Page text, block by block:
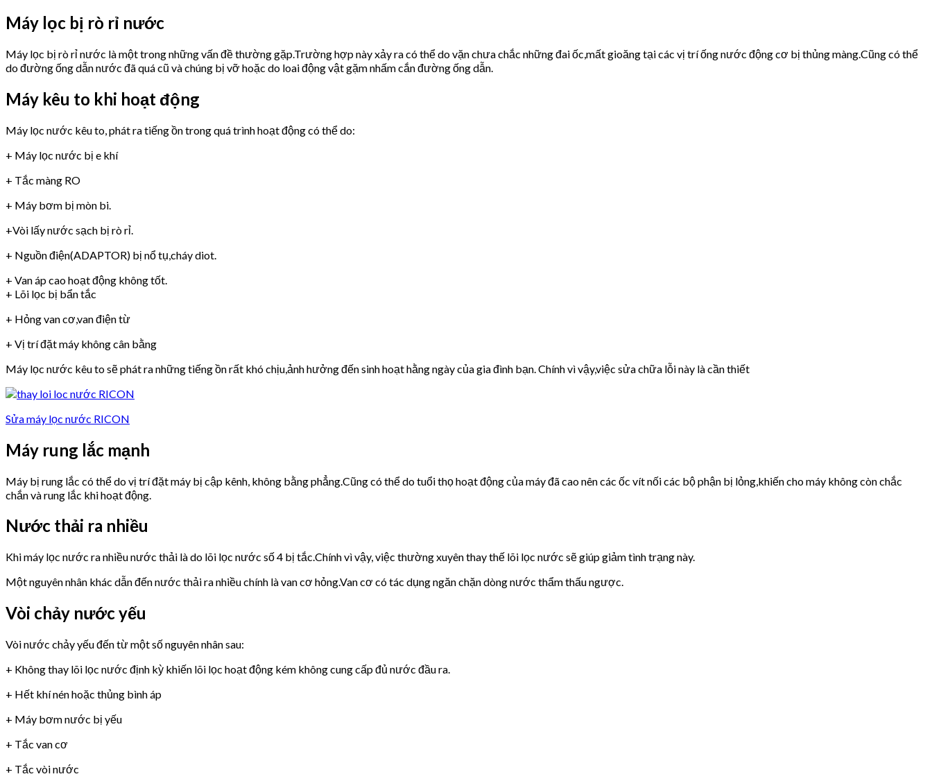
Máy lọc bị rò rỉ nước
Máy lọc bị rò rỉ nước là một trong những vấn đề thường gặp.Trường hợp này xảy ra có thể do vặn chưa chắc những đai ốc,mất gioăng tại các vị trí ống nước động cơ bị thủng màng.Cũng có thể
do đường ống dẫn nước đã quá cũ và chúng bị vỡ hoặc do loai động vật gặm nhấm cắn đường ống dẫn.
Máy kêu to khi hoạt động
Máy lọc nước kêu to, phát ra tiếng ồn trong quá trình hoạt động có thể do:
+ Máy lọc nước bị e khí
+ Tắc màng RO
+ Máy bơm bị mòn bi.
+Vòi lấy nước sạch bị rò rỉ.
+ Nguồn điện(ADAPTOR) bị nổ tụ,cháy diot.
+ Van áp cao hoạt động không tốt.
+ Lõi lọc bị bẩn tắc
+ Hỏng van cơ,van điện từ
+ Vị trí đặt máy không cân bằng
Máy lọc nước kêu to sẽ phát ra những tiếng ồn rất khó chịu,ảnh hưởng đến sinh hoạt hằng ngày của gia đình bạn. Chính vì vậy,việc sửa chữa lỗi này là cần thiết
Sửa máy lọc nước RICON
Máy rung lắc mạnh
Máy bị rung lắc có thể do vị trí đặt máy bị cập kênh, không bằng phẳng.Cũng có thể do tuổi thọ hoạt động của máy đã cao nên các ốc vít nối các bộ phận bị lỏng,khiến cho máy không còn chắc
chắn và rung lắc khi hoạt động.
Nước thải ra nhiều
Khi máy lọc nước ra nhiều nước thải là do lõi lọc nước số 4 bị tắc.Chính vì vậy, việc thường xuyên thay thế lõi lọc nước sẽ giúp giảm tình trạng này.
Một nguyên nhân khác dẫn đến nước thải ra nhiều chính là van cơ hỏng.Van cơ có tác dụng ngăn chặn dòng nước thẩm thấu ngược.
Vòi chảy nước yếu
Vòi nước chảy yếu đến từ một số nguyên nhân sau:
+ Không thay lõi lọc nước định kỳ khiến lõi lọc hoạt động kém không cung cấp đủ nước đầu ra.
+ Hết khí nén hoặc thủng bình áp
+ Máy bơm nước bị yếu
+ Tắc van cơ
+ Tắc vòi nước